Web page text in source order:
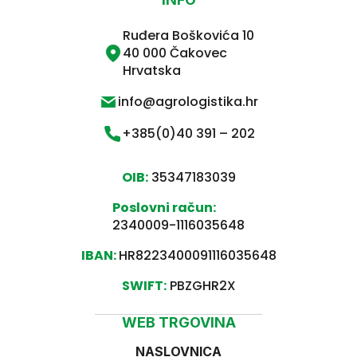
Ruđera Boškovića 10
40 000 Čakovec
Hrvatska
info@agrologistika.hr
+385(0)40 391 – 202
OIB:35347183039
Poslovni račun:
2340009-1116035648
IBAN:HR8223400091116035648
SWIFT:PBZGHR2X
WEB TRGOVINA
NASLOVNICA